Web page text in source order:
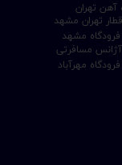
تهران مشهد
آهن تهران
مهرآباد
فرودگاه مشهد
مسافرتی